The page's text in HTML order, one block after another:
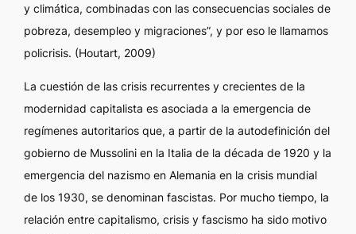
y climática, combinadas con las consecuencias sociales de
pobreza, desempleo y migraciones”, y por eso le llamamos
policrisis. (Houtart, 2009)
La cuestión de las crisis recurrentes y crecientes de la
modernidad capitalista es asociada a la emergencia de
regímenes autoritarios que, a partir de la autodefinición del
gobierno de Mussolini en la Italia de la década de 1920 y la
emergencia del nazismo en Alemania en la crisis mundial
de los 1930, se denominan fascistas. Por mucho tiempo, la
relación entre capitalismo, crisis y fascismo ha sido motivo